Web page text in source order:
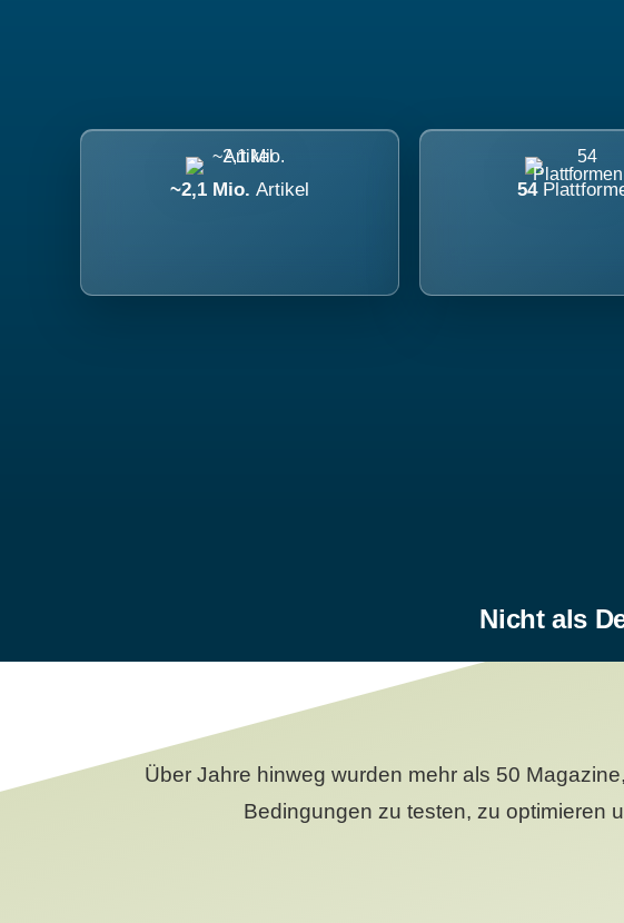
~2,1 Mio. Artikel 54
Nicht als
Über Jahre hinweg wurden mehr als 50
Bedingungen zu testen, zu optimieren